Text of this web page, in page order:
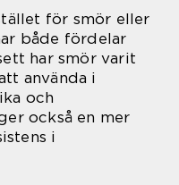
för smör eller
både fördelar
har smör varit
använda i
och
också en mer
i